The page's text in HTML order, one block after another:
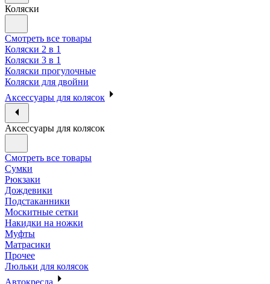
Коляски
Смотреть все товары
Коляски 2 в 1
Коляски 3 в 1
Коляски прогулочные
Коляски для двойни
Аксессуары для колясок
Аксессуары для колясок
Смотреть все товары
Сумки
Рюкзаки
Дождевики
Подстаканники
Москитные сетки
Накидки на ножки
Муфты
Матрасики
Прочее
Люльки для колясок
Автокресла